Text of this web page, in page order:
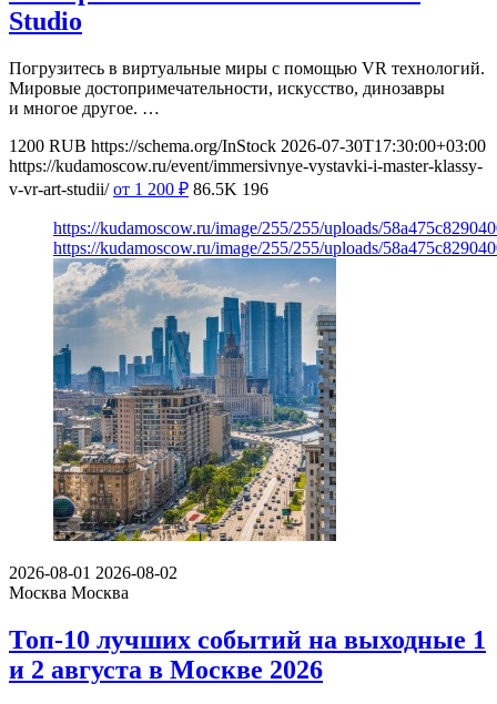
Studio
Погрузитесь в виртуальные миры с помощью VR технологий.
Мировые достопримечательности, искусство, динозавры
и многое другое. …
1200 RUB https://schema.org/InStock 2026-07-30T17:30:00+03:00
https://kudamoscow.ru/event/immersivnye-vystavki-i-master-klassy-
v-vr-art-studii/ от 1 200 ₽ 86.5K 196
https://kudamoscow.ru/image/255/255/uploads/
https://kudamoscow.ru/image/255/255/uploads/
2026-08-01 2026-08-02
Москва Москва
Топ-10 лучших событий на выходные 1
и 2 августа в Москве 2026